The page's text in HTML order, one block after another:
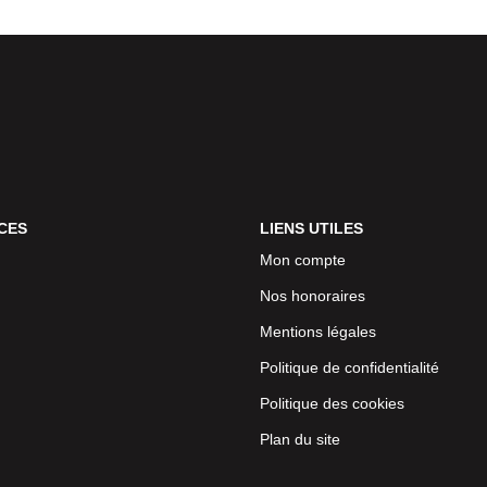
LIENS UTILES
Mon compte
Nos honoraires
Mentions légales
Politique de confidentialité
Politique des cookies
Plan du site